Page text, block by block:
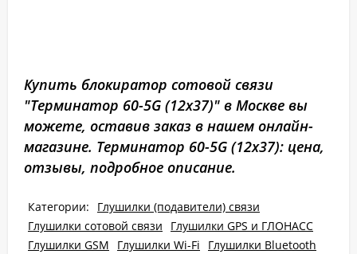
Купить блокиратор сотовой связи
"Терминатор 60-5G (12х37)" в Москве вы
можете, оставив заказ в нашем онлайн-
магазине. Терминатор 60-5G (12х37): цена,
отзывы, подробное описание.
Категории:
Глушилки (подавители) связи
Глушилки сотовой связи
Глушилки GPS и ГЛОНАСС
Глушилки GSM
Глушилки Wi-Fi
Глушилки Bluetooth